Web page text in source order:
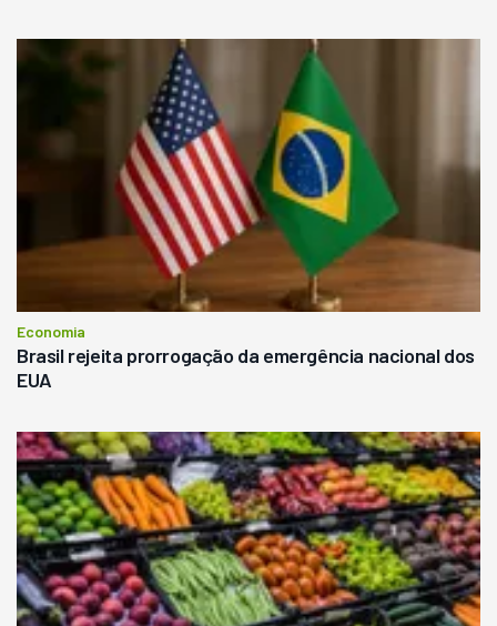
Economia
Brasil rejeita prorrogação da emergência nacional dos
EUA